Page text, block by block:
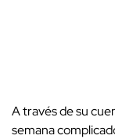
A través de su
semana